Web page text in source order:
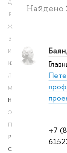
Д
Е
Ж
З
И
К
Л
М
Н
О
П
Р
С
Найдено
+7